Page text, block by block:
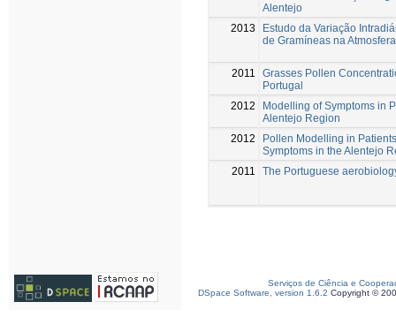
Alentejo
2013
Estudo da Variação
de Gramíneas na
2011
Grasses Pollen
Portugal
2012
Modelling of Symptoms in
Alentejo Region
2012
Pollen Modelling in
Symptoms in the Alentejo
2011
The Portuguese
Serviços de Ciência e
DSpace Software, version 1.6.2 Copyright ©